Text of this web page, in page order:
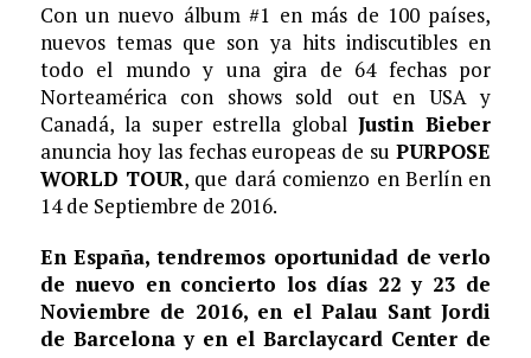
Con un nuevo álbum #1 en más de 100 países,
nuevos temas que son ya hits indiscutibles en
todo el mundo y una gira de 64 fechas por
Norteamérica con shows sold out en USA y
Canadá, la super estrella globalJustin Bieber
anuncia hoy las fechas europeas de suPURPOSE
WORLD TOUR, que dará comienzo en Berlín en
14 de Septiembre de 2016.
En España, tendremos oportunidad de verlo
de nuevo en concierto los días 22 y 23 de
Noviembre de 2016, en el Palau Sant Jordi
de Barcelona y en el Barclaycard Center de